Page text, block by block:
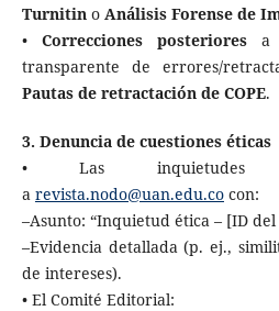
Turnitin o Análisis Forense de
• Correcciones posterioresa
transparente de errores/
Pautas de retractación de COPE.
3. Denuncia de cuestiones éticas
• Las inquietudes
a revista.nodo@uan.edu.cocon:
–Asunto: “Inquietud ética – [ID
–Evidencia detallada (p. ej.,
de intereses).
• El Comité Editorial: